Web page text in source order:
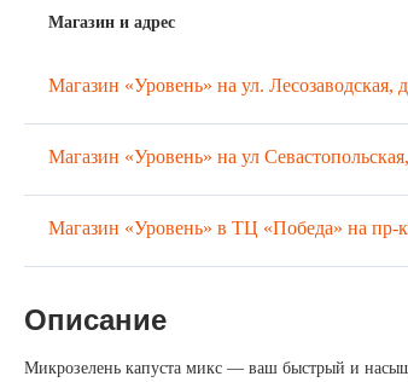
Магазин и адрес
Магазин «Уровень» на ул. Лесозаводская,
Магазин «Уровень» на ул
Магазин «Уровень» в ТЦ «Победа» на пр-
Описание
Микрозелень капуста микс — ваш быстрый и